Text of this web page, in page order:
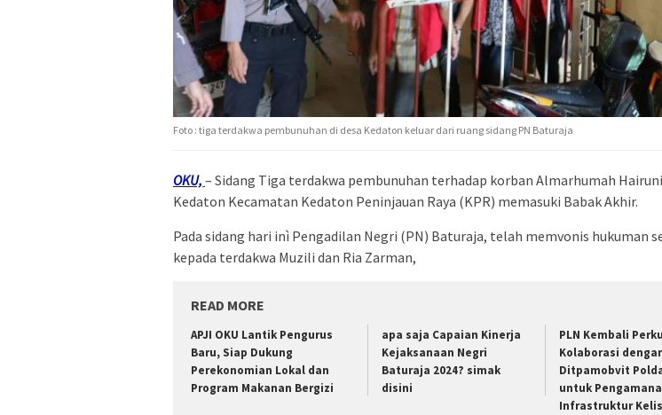
Foto : tiga terdakwa pembunuhan di desa Kedaton keluar dari ruang sidang PN Baturaja
OKU, – Sidang Tiga terdakwa pembunuhan terhadap korban Almarhumah
Kedaton Kecamatan Kedaton Peninjauan Raya (KPR) memasuki Babak Akhir.
Pada sidang hari inì Pengadilan Negri (PN) Baturaja, telah memvonis hukuman
kepada terdakwa Muzili dan Ria Zarman,
READ MORE
APJI OKU Lantik Pengurus
Baru, Siap Dukung
Perekonomian Lokal dan
Program Makanan Bergizi
apa saja Capaian Kinerja
Kejaksanaan Negri
Baturaja 2024? simak
disini
PLN Kembali
Kolaborasi
Ditpamobvit
untuk
Infrastruktur